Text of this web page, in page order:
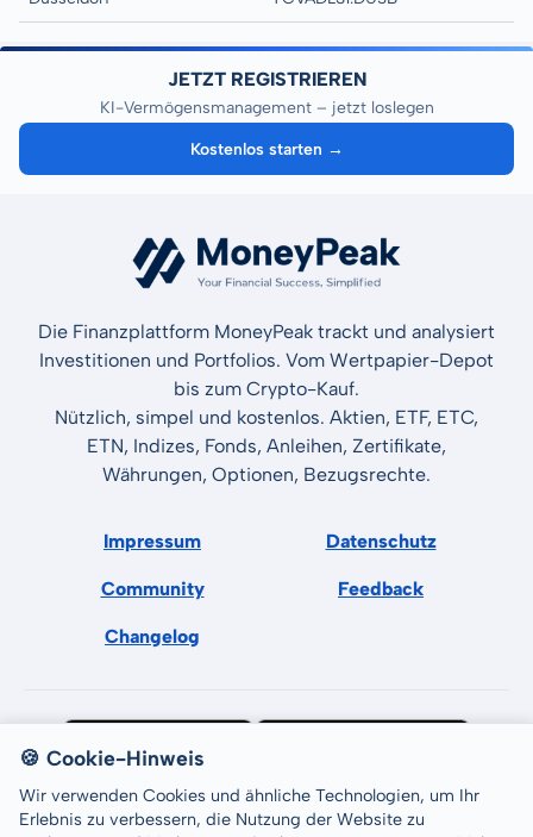
JETZT REGISTRIEREN
KI-Vermögensmanagement – jetzt loslegen
Kostenlos starten →
Die Finanzplattform MoneyPeak trackt und analysiert
Investitionen und Portfolios. Vom Wertpapier-Depot
bis zum Crypto-Kauf.
Nützlich, simpel und kostenlos. Aktien, ETF, ETC,
ETN, Indizes, Fonds, Anleihen, Zertifikate,
Währungen, Optionen, Bezugsrechte.
Impressum Datenschutz
Community Feedback
Changelog
🍪 Cookie-Hinweis
Wir verwenden Cookies und ähnliche Technologien, um Ihr
Erlebnis zu verbessern, die Nutzung der Website zu